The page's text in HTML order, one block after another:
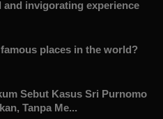
invigorating experience
places in the world?
Sebut Kasus Sri Purnomo
Tanpa Me...